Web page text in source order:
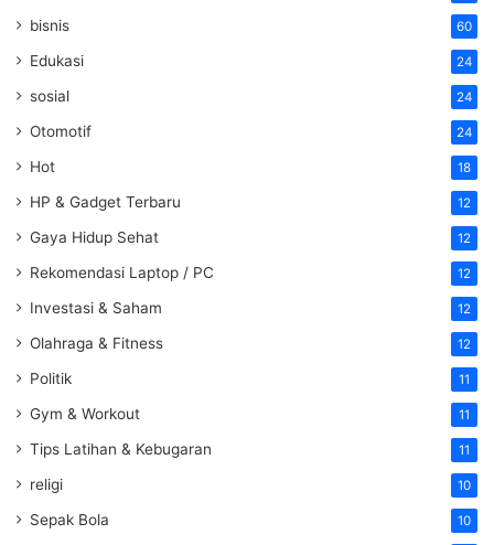
bisnis 60
Edukasi 24
sosial 24
Otomotif 24
Hot 18
HP & Gadget Terbaru 12
Gaya Hidup Sehat 12
Rekomendasi Laptop / PC 12
Investasi & Saham 12
Olahraga & Fitness 12
Politik 11
Gym & Workout 11
Tips Latihan & Kebugaran 11
religi 10
Sepak Bola 10